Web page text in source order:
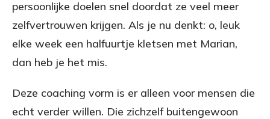
persoonlijke doelen snel doordat ze veel meer
zelfvertrouwen krijgen. Als je nu denkt: o, leuk
elke week een halfuurtje kletsen met Marian,
dan heb je het mis.
Deze coaching vorm is er alleen voor mensen die
echt verder willen. Die zichzelf buitengewoon